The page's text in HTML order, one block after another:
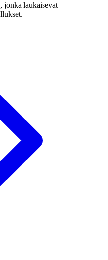
jonka laukaisevat